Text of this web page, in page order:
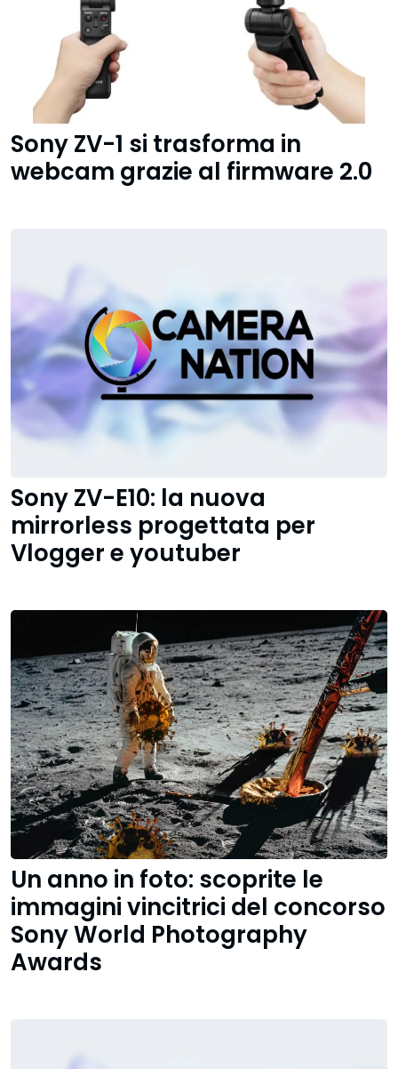
Sony ZV-1 si trasforma in
webcam grazie al firmware 2.0
Sony ZV-E10: la nuova
mirrorless progettata per
Vlogger e youtuber
Un anno in foto: scoprite le
immagini vincitrici del concorso
Sony World Photography
Awards